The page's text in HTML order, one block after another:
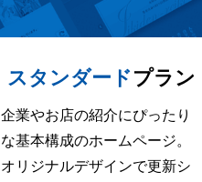
スタンダードプラン
企業やお店の紹介にぴったり
な基本構成のホームページ。
オリジナルデザインで更新シ